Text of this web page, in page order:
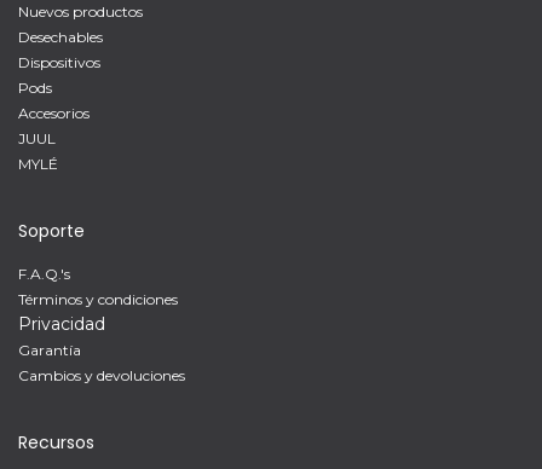
Nuevos productos
Desechables
Dispositivos
Pods
Accesorios
JUUL
MYLÉ
Soporte
F.A.Q.'s
Términos y condiciones
Privacidad
Garantía
Cambios y devoluciones
Recursos